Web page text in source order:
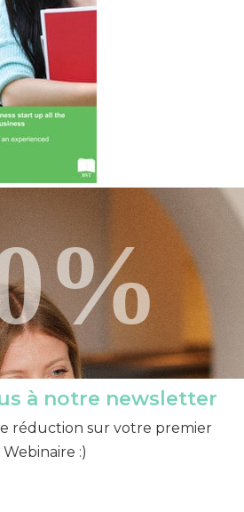
à notre newsletter
réduction sur votre premier
Webinaire :)